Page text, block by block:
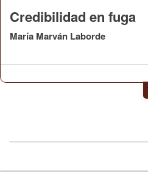
Credibilidad en fuga
María Marván Laborde